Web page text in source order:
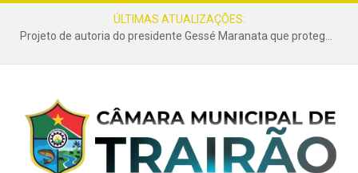
ÚLTIMAS ATUALIZAÇÕES:
Projeto de autoria do presidente Gessé Maranata que protege as estradas vicinais de Trairão é transformado em lei